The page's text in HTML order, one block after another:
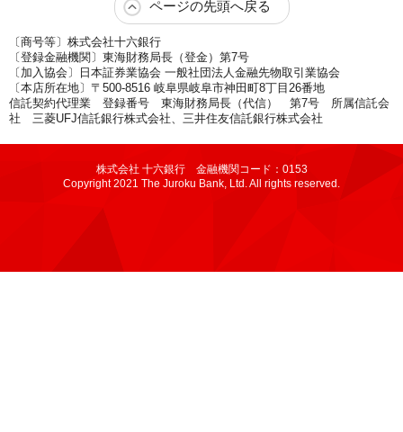
ページの先頭へ戻る
〔商号等〕株式会社十六銀行
〔登録金融機関〕東海財務局長（登金）第7号
〔加入協会〕日本証券業協会 一般社団法人金融先物取引業協会
〔本店所在地〕〒500-8516 岐阜県岐阜市神田町8丁目26番地
信託契約代理業 登録番号 東海財務局長（代信） 第7号 所属信託会
社 三菱UFJ信託銀行株式会社、三井住友信託銀行株式会社
株式会社 十六銀行 金融機関コード：0153
Copyright 2021 The Juroku Bank, Ltd. All rights reserved.